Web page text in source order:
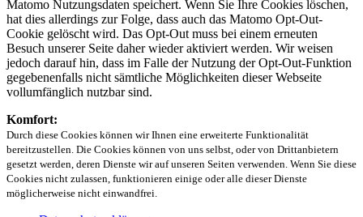
Matomo Nutzungsdaten speichert. Wenn Sie Ihre Cookies löschen,
hat dies allerdings zur Folge, dass auch das Matomo Opt-Out-
Cookie gelöscht wird. Das Opt-Out muss bei einem erneuten
Besuch unserer Seite daher wieder aktiviert werden. Wir weisen
jedoch darauf hin, dass im Falle der Nutzung der Opt-Out-Funktion
gegebenenfalls nicht sämtliche Möglichkeiten dieser Webseite
vollumfänglich nutzbar sind.
Komfort:
Durch diese Cookies können wir Ihnen eine erweiterte Funktionalität
bereitzustellen. Die Cookies können von uns selbst, oder von Drittanbietern
gesetzt werden, deren Dienste wir auf unseren Seiten verwenden. Wenn Sie diese
Cookies nicht zulassen, funktionieren einige oder alle dieser Dienste
möglicherweise nicht einwandfrei.